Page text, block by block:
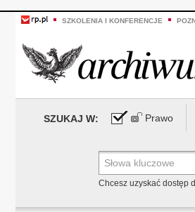
SZKOLENIA I KONFERENCJE
SZUKAJ W: Prawo
Chcesz uzyskać dostęp